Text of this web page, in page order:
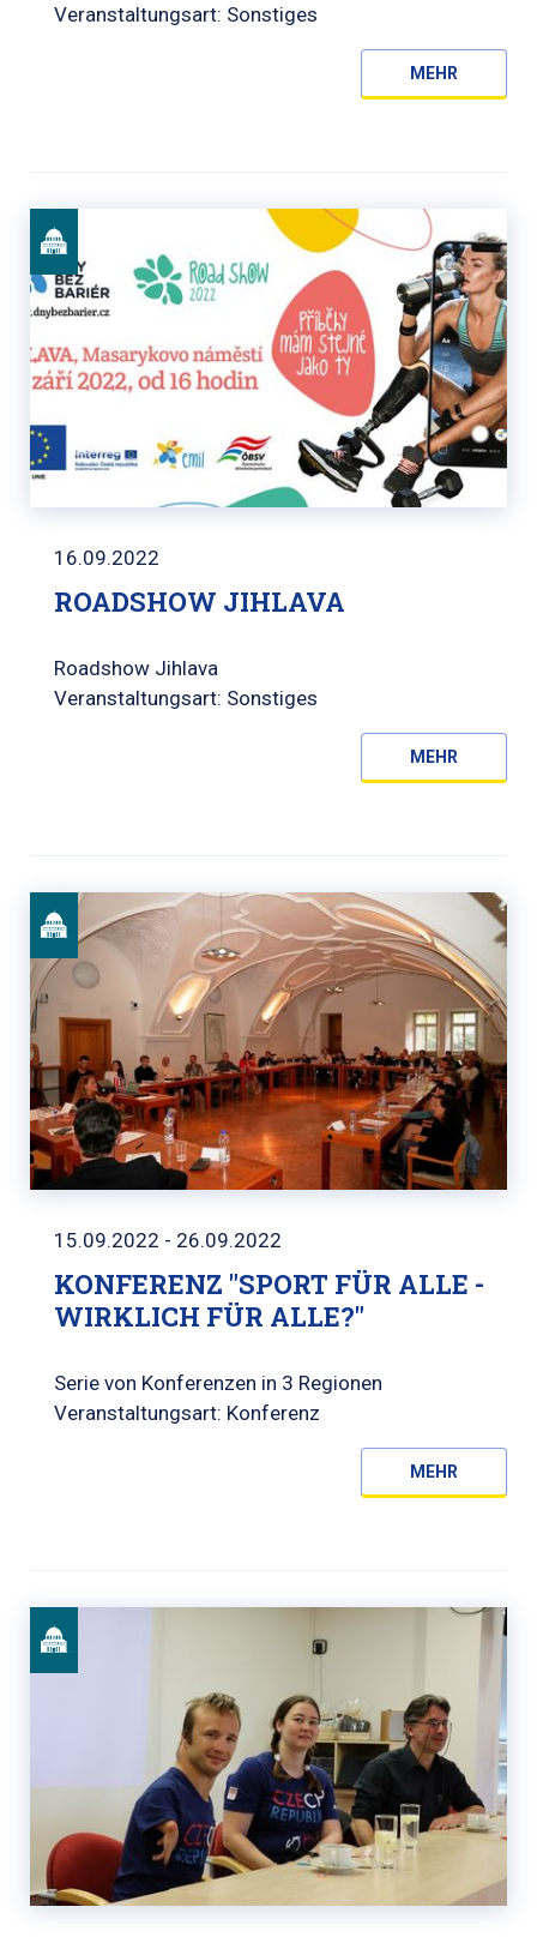
Veranstaltungsart: Sonstiges
MEHR
16.09.2022
ROADSHOW JIHLAVA
Roadshow Jihlava
Veranstaltungsart: Sonstiges
MEHR
15.09.2022 - 26.09.2022
KONFERENZ "SPORT FÜR ALLE -
WIRKLICH FÜR ALLE?"
Serie von Konferenzen in 3 Regionen
Veranstaltungsart: Konferenz
MEHR